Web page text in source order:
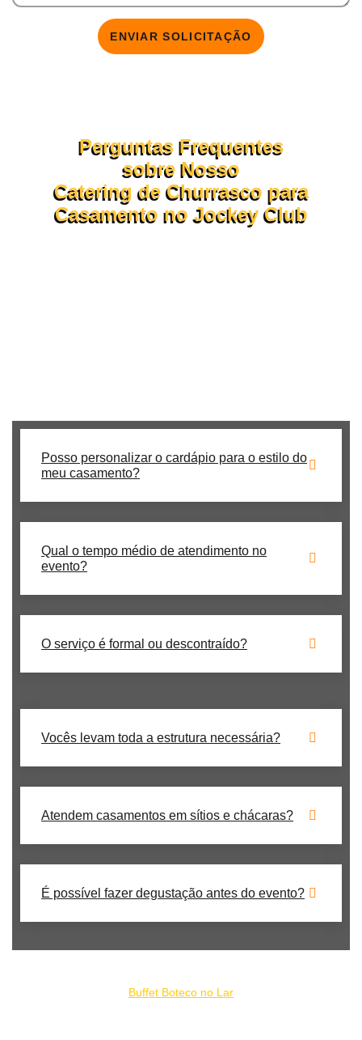
ENVIAR SOLICITAÇÃO
Perguntas Frequentes
sobre Nosso
Catering de Churrasco para
Casamento no Jockey Club
Posso personalizar o cardápio para o estilo do
meu casamento?
Qual o tempo médio de atendimento no
evento?
O serviço é formal ou descontraído?
Vocês levam toda a estrutura necessária?
Atendem casamentos em sítios e chácaras?
É possível fazer degustação antes do evento?
Buffet Boteco no Lar